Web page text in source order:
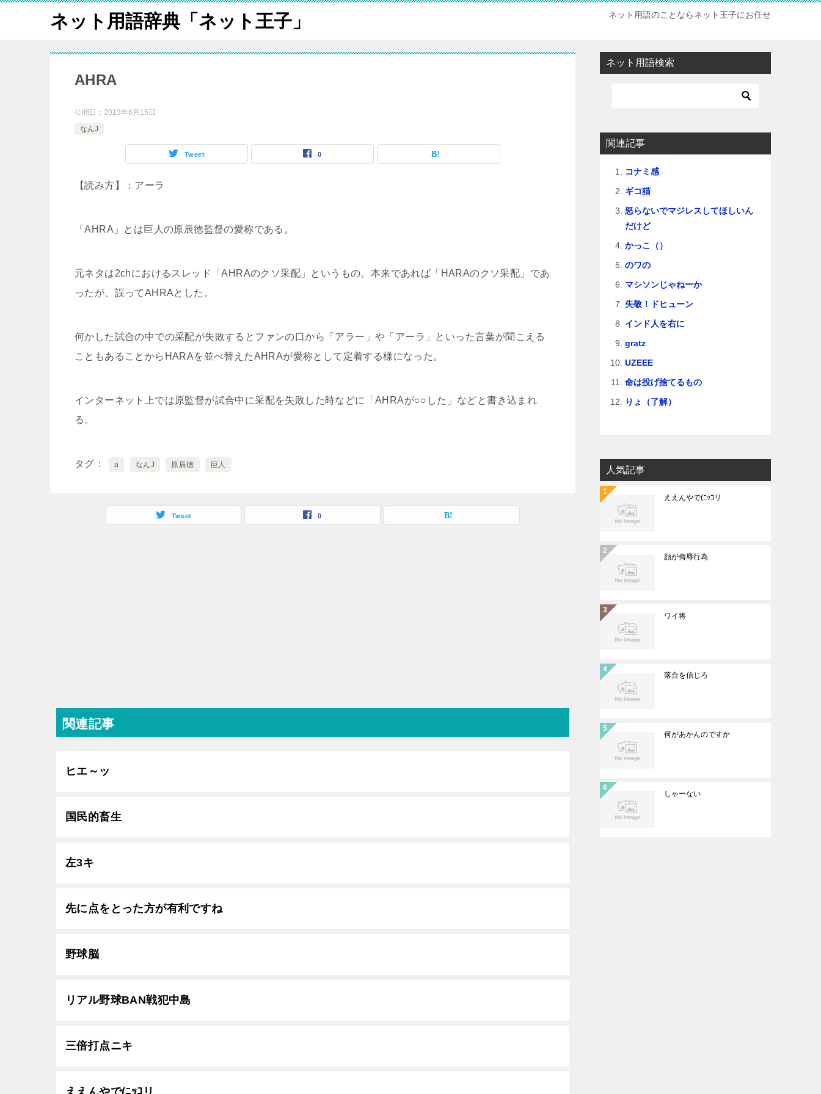
ネット用語辞典「ネット王子」 ネット用語のことならネット王子にお任せ
AHRA
公開日： 2013年6月15日
なんJ
Tweet 0
【読み方】：アーラ
「AHRA」とは巨人の原辰徳監督の愛称である。
元ネタは2chにおけるスレッド「AHRAのクソ采配」というもの。本来であれば「HARAのクソ采配」であ
ったが、誤ってAHRAとした。
何かした試合の中での采配が失敗するとファンの口から「アラー」や「アーラ」といった言葉が聞こえる
こともあることからHARAを並べ替えたAHRAが愛称として定着する様になった。
インターネット上では原監督が試合中に采配を失敗した時などに「AHRAが○○した」などと書き込まれ
る。
タグ a なんJ 原辰徳 巨人
Tweet 0
関連記事
ヒエ～ッ
国民的畜生
左3キ
先に点をとった方が有利ですね
野球脳
リアル野球BAN戦犯中島
三倍打点ニキ
ええんやで(ﾆｯｺリ
ネット用語検索
関連記事
コナミ感
ギコ猫
怒らないでマジレスしてほしいん
だけど
かっこ（）
のワの
マシソンじゃねーか
失敬！ドヒューン
インド人を右に
gratz
UZEEE
命は投げ捨てるもの
りょ（了解）
人気記事
ええんやで(ﾆｯｺリ
顔が侮辱行為
ワイ将
落合を信じろ
何があかんのですか
しゃーない